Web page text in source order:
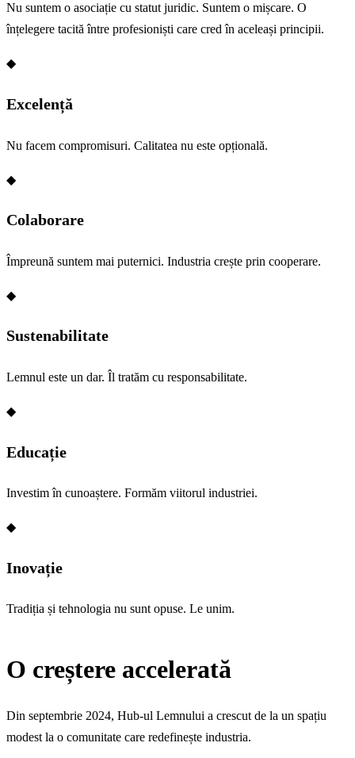
Nu suntem o asociație cu statut juridic. Suntem o mișcare. O
înțelegere tacită între profesioniști care cred în aceleași principii.
◆
Excelență
Nu facem compromisuri. Calitatea nu este opțională.
◆
Colaborare
Împreună suntem mai puternici. Industria crește prin cooperare.
◆
Sustenabilitate
Lemnul este un dar. Îl tratăm cu responsabilitate.
◆
Educație
Investim în cunoaștere. Formăm viitorul industriei.
◆
Inovație
Tradiția și tehnologia nu sunt opuse. Le unim.
O creștere accelerată
Din septembrie 2024, Hub-ul Lemnului a crescut de la un spațiu
modest la o comunitate care redefinește industria.